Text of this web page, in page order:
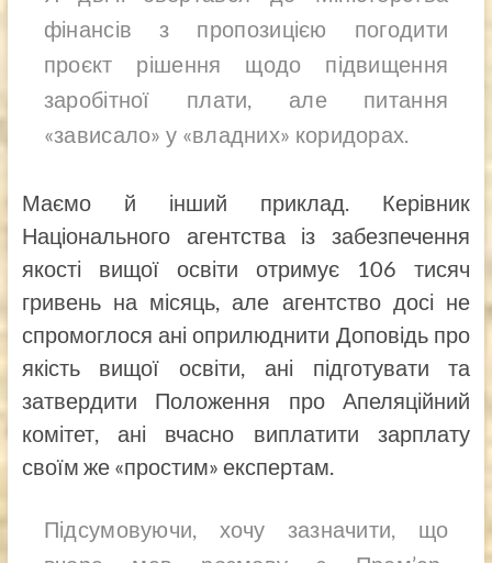
фінансів з пропозицією погодити
проєкт рішення щодо підвищення
заробітної плати, але питання
«зависало» у «владних» коридорах.
Маємо й інший приклад. Керівник
Національного агентства із забезпечення
якості вищої освіти отримує 106 тисяч
гривень на місяць, але агентство досі не
спромоглося ані оприлюднити Доповідь про
якість вищої освіти, ані підготувати та
затвердити Положення про Апеляційний
комітет, ані вчасно виплатити зарплату
своїм же «простим» експертам.
Підсумовуючи, хочу зазначити, що